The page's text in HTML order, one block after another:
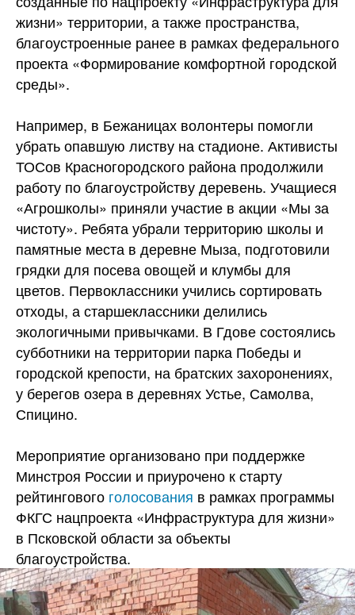
жизни» территории, а также пространства,
благоустроенные ранее в рамках федерального
проекта «Формирование комфортной городской
среды».
Например, в Бежаницах волонтеры помогли
убрать опавшую листву на стадионе. Активисты
ТОСов Красногородского района продолжили
работу по благоустройству деревень. Учащиеся
«Агрошколы» приняли участие в акции «Мы за
чистоту». Ребята убрали территорию школы и
памятные места в деревне Мыза, подготовили
грядки для посева овощей и клумбы для
цветов. Первоклассники учились сортировать
отходы, а старшеклассники делились
экологичными привычками. В Гдове состоялись
субботники на территории парка Победы и
городской крепости, на братских захоронениях,
у берегов озера в деревнях Устье, Самолва,
Спицино.
Мероприятие организовано при поддержке
Минстроя России и приурочено к старту
рейтингового голосования в рамках программы
ФКГС нацпроекта «Инфраструктура для жизни»
в Псковской области за объекты
благоустройства.